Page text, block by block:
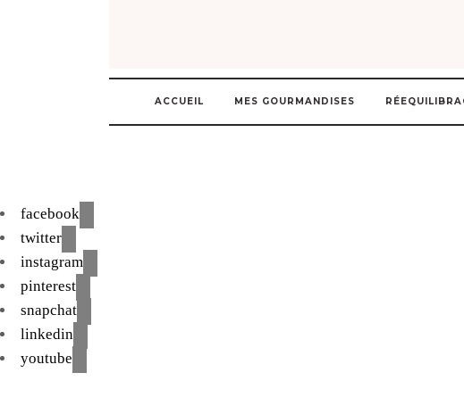
ACCUEIL MES GOURMANDISES
facebook
twitter
instagram
pinterest
snapchat
linkedin
youtube